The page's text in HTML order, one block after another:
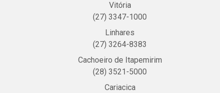
Vitória
(27) 3347-1000
Linhares
(27) 3264-8383
Cachoeiro de Itapemirim
(28) 3521-5000
Cariacica